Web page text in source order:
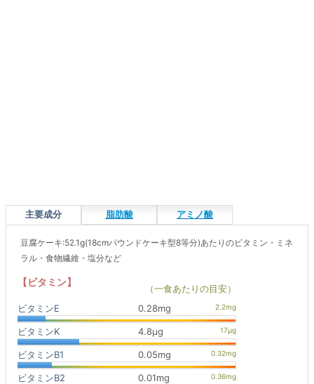
主要成分 脂肪酸 アミノ酸
豆腐ケーキ:52.1g(18cmパウンドケーキ型8等分)あたりのビタミン・ミネ
ラル・食物繊維・塩分など
【ビタミン】
（一食あたりの目安）
ビタミンE
0.28mg
ビタミンK 4.8μg
ビタミンB1 0.05mg
ビタミンB2 0.01mg